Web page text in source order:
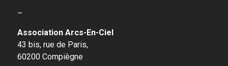
–
Association Arcs-En-Ciel
43 bis, rue de Paris,
60200 Compiègne